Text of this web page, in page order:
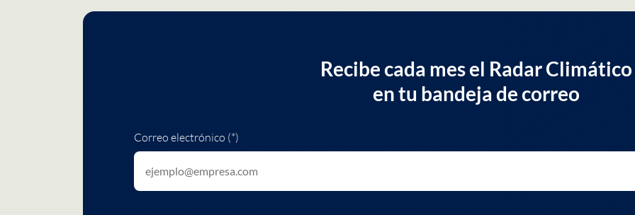
Recibe cada mes el Radar Climático
en tu bandeja de correo
Correo electrónico (*)